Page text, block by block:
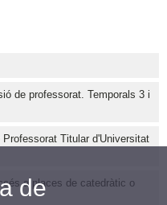
de professorat. Temporals 3 i
Titular d'Universitat
a places de catedràtic o
de